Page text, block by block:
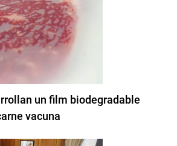
un film biodegradable
vacuna